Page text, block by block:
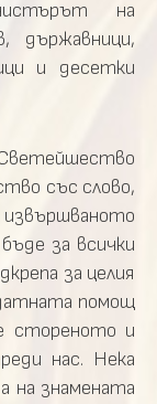
на
държавници,
и десетки
със слово,
за всички
за целия
помощ
стореното и
нас. Нека
на знамената